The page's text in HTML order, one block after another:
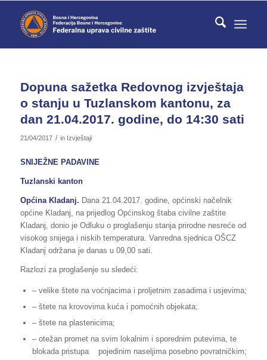
Dopuna sažetka Redovnog izvještaja
o stanju u Tuzlanskom kantonu, za
dan 21.04.2017. godine, do 14:30 sati
21/04/2017 / in Izvještaji
SNIJEŽNE PADAVINE
Tuzlanski kanton
Općina Kladanj. Dana 21.04.2017. godine, općinski načelnik
općine Kladanj, na prijedlog Općinskog štaba civilne zaštite
Kladanj, donio je Odluku o proglašenju stanja prirodne nesreće od
visokog snijega i niskih temperatura. Vanredna sjednica OŠCZ
Kladanj održana je danas u 09,00 sati.
Razlozi za proglašenje su sledeći:
– velike štete na voćnjacima i proljetnim zasadima i usjevima;
– štete na krovovima kuća i pomoćnih objekata;
– štete na plastenicima;
– otežan promet na svim lokalnim i sporednim putevima, te
blokada pristupa pojedinim naseljima posebno povratničkim;